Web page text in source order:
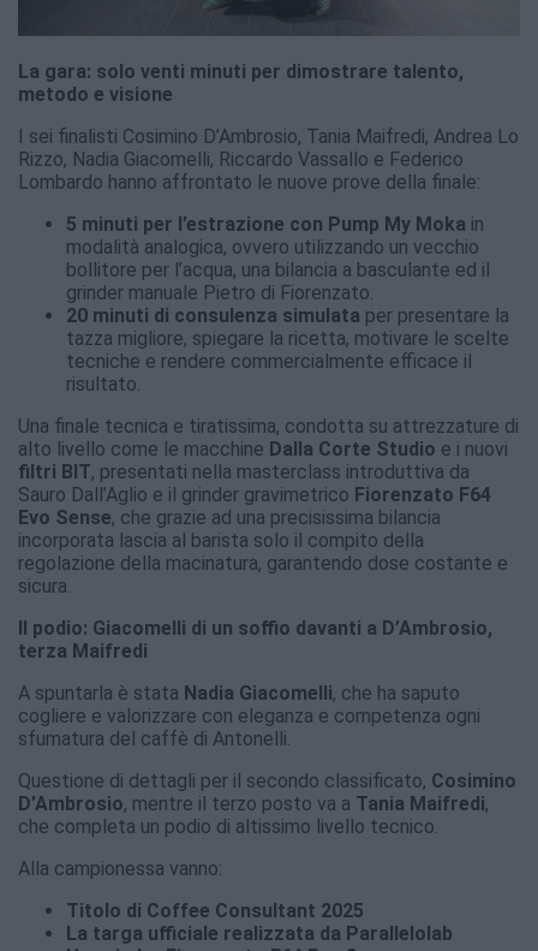
La gara: solo venti minuti per dimostrare talento,
metodo e visione
I sei finalisti Cosimino D’Ambrosio, Tania Maifredi, Andrea Lo
Rizzo, Nadia Giacomelli, Riccardo Vassallo e Federico
Lombardo hanno affrontato le nuove prove della finale:
5 minuti per l’estrazione con Pump My Moka in
modalità analogica, ovvero utilizzando un vecchio
bollitore per l’acqua, una bilancia a basculante ed il
grinder manuale Pietro di Fiorenzato.
20 minuti di consulenza simulata per presentare la
tazza migliore, spiegare la ricetta, motivare le scelte
tecniche e rendere commercialmente efficace il
risultato.
Una finale tecnica e tiratissima, condotta su attrezzature di
alto livello come le macchine Dalla Corte Studio e i nuovi
filtri BIT, presentati nella masterclass introduttiva da
Sauro Dall’Aglio e il grinder gravimetrico Fiorenzato F64
Evo Sense, che grazie ad una precisissima bilancia
incorporata lascia al barista solo il compito della
regolazione della macinatura, garantendo dose costante e
sicura.
Il podio: Giacomelli di un soffio davanti a D’Ambrosio,
terza Maifredi
A spuntarla è stata Nadia Giacomelli, che ha saputo
cogliere e valorizzare con eleganza e competenza ogni
sfumatura del caffè di Antonelli.
Questione di dettagli per il secondo classificato, Cosimino
D’Ambrosio, mentre il terzo posto va a Tania Maifredi,
che completa un podio di altissimo livello tecnico.
Alla campionessa vanno:
Titolo di Coffee Consultant 2025
La targa ufficiale realizzata da Parallelolab